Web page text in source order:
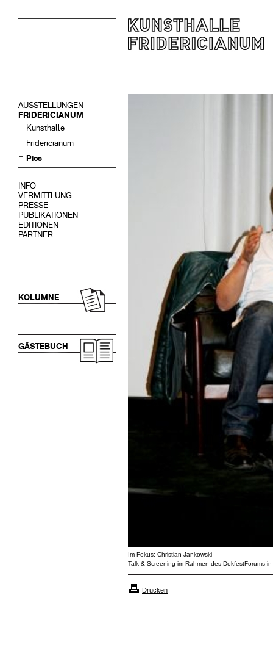
AUSSTELLUNGEN
FRIDERICIANUM
Kunsthalle
Fridericianum
Pics
INFO
VERMITTLUNG
PRESSE
PUBLIKATIONEN
EDITIONEN
PARTNER
KOLUMNE
GÄSTEBUCH
Im Fokus: Christian Jankowski
Talk & Screening im Rahmen des DokfestForums
Drucken